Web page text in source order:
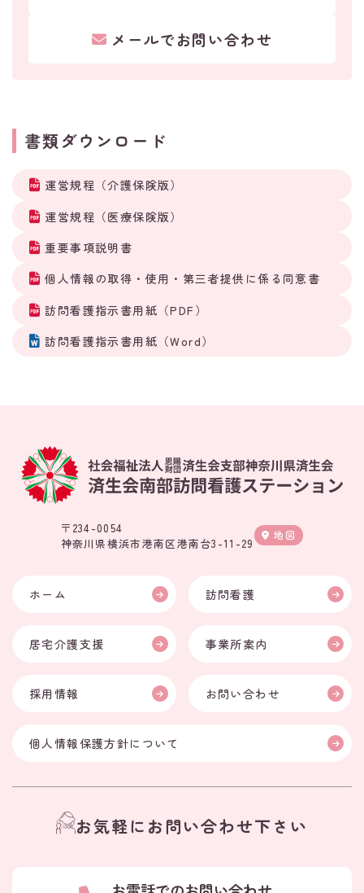
メールでお問い合わせ
書類ダウンロード
運営規程（介護保険版）
運営規程（医療保険版）
重要事項説明書
個人情報の取得・使用・第三者提供に係る同意書
訪問看護指示書用紙（PDF）
訪問看護指示書用紙（Word）
〒234-0054
神奈川県横浜市港南区港南台3-11-29
地図
ホーム 訪問看護
居宅介護支援 事業所案内
採用情報 お問い合わせ
個人情報保護方針について
お気軽にお問い合わせ下さい